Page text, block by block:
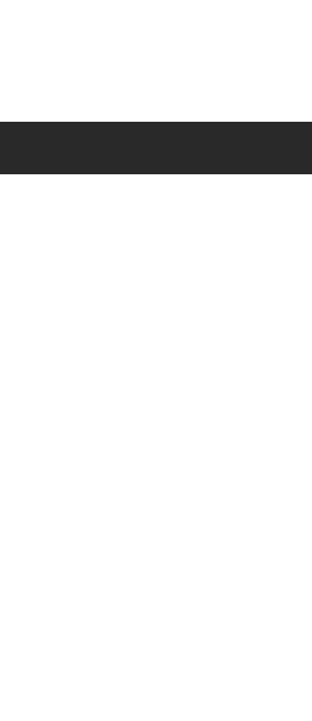
BMW 3 (E36) '90-00 (Комплект 2 шт.)